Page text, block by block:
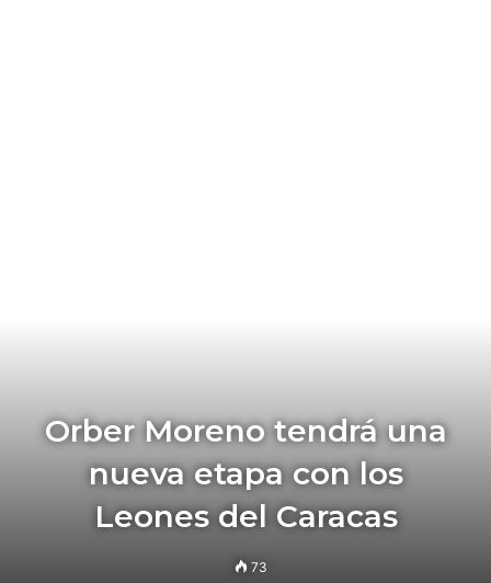
Orber Moreno tendrá una
nueva etapa con los
Leones del Caracas
73